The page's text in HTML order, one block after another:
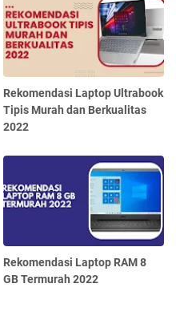
Rekomendasi Laptop Ultrabook
Tipis Murah dan Berkualitas
2022
Rekomendasi Laptop RAM 8
GB Termurah 2022